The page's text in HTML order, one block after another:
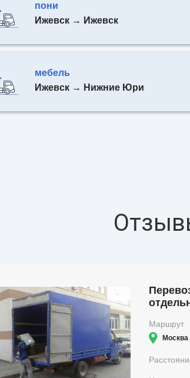
пони
Ижевск → Ижевск
мебель
Ижевск → Нижние Юри
Маршрут
Москва